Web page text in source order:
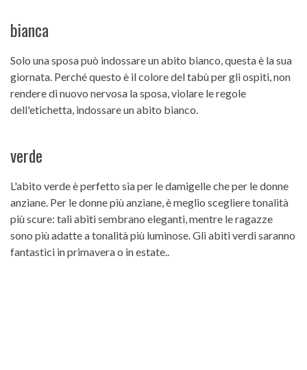
bianca
Solo una sposa può indossare un abito bianco, questa è la sua
giornata. Perché questo è il colore del tabù per gli ospiti, non
rendere di nuovo nervosa la sposa, violare le regole
dell'etichetta, indossare un abito bianco.
verde
L'abito verde è perfetto sia per le damigelle che per le donne
anziane. Per le donne più anziane, è meglio scegliere tonalità
più scure: tali abiti sembrano eleganti, mentre le ragazze
sono più adatte a tonalità più luminose. Gli abiti verdi saranno
fantastici in primavera o in estate..